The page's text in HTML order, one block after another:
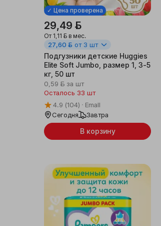
Автотовары
Женская одежда и
Мужская одежда и
аксессуары
Детская одежда
Обувь
Товары для праздника
Уцененные товары
✓ Цена проверена
29,49 ƃ
От 1,11 ƃ в мес.
27,60 ƃ от 3 шт
Подгузники детские Huggies
Elite Soft Jumbo, размер 1, 3-5
кг, 50 шт
0,59 ƃ за шт
Осталось 33 шт
4.9 (104)
Emall
Сегодня
Завтра
В корзину